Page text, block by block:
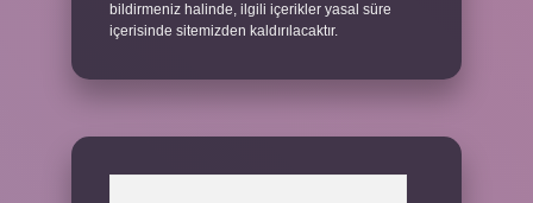
bildirmeniz halinde, ilgili içerikler yasal süre
içerisinde sitemizden kaldırılacaktır.